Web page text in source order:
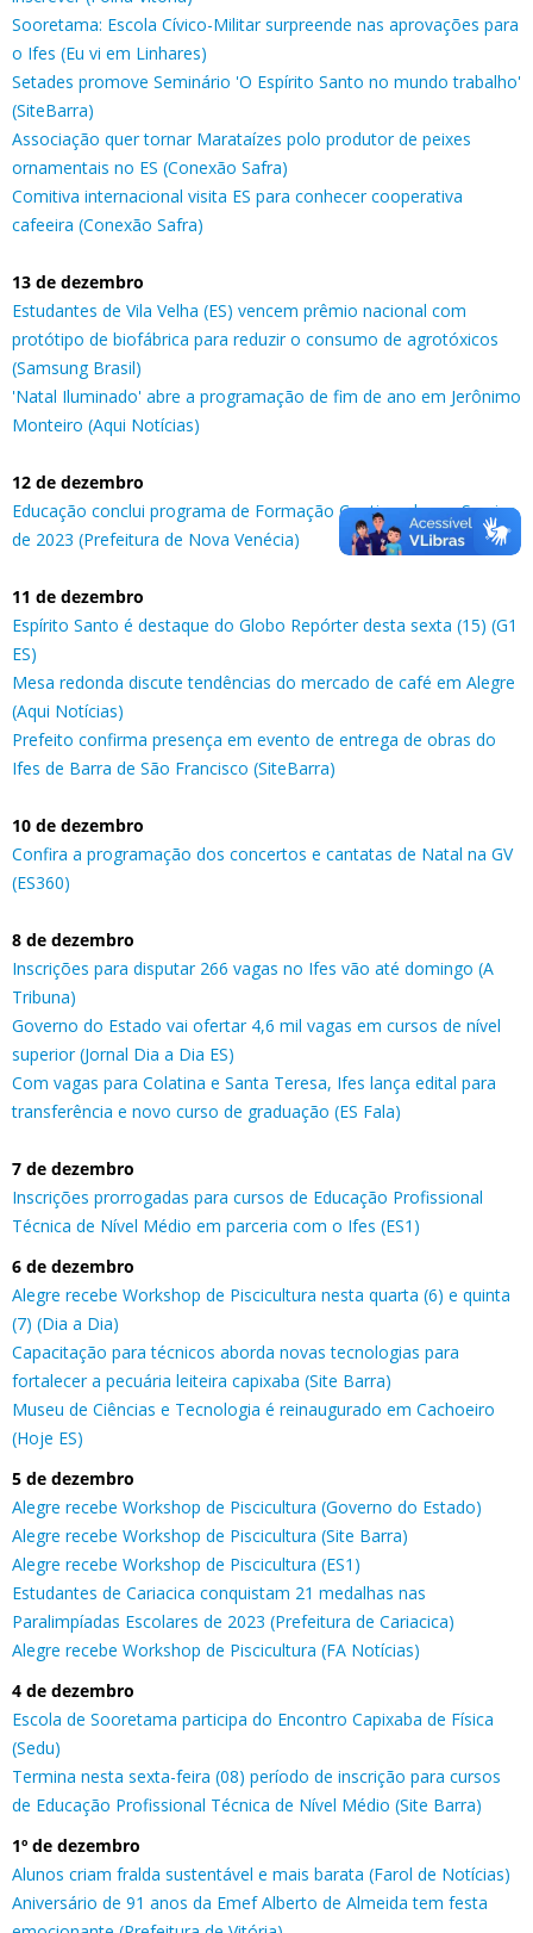
Sooretama: Escola Cívico-Militar surpreende nas aprovações para
o Ifes (Eu vi em Linhares)
Setades promove Seminário 'O Espírito Santo no mundo trabalho'
(SiteBarra)
Associação quer tornar Marataízes polo produtor de peixes
ornamentais no ES (Conexão Safra)
Comitiva internacional visita ES para conhecer cooperativa
cafeeira (Conexão Safra)
13 de dezembro
Estudantes de Vila Velha (ES) vencem prêmio nacional com
protótipo de biofábrica para reduzir o consumo de agrotóxicos
(Samsung Brasil)
'Natal Iluminado' abre a programação de fim de ano em Jerônimo
Monteiro (Aqui Notícias)
12 de dezembro
Educação conclui programa de Formação Continuada em Serviço
de 2023 (Prefeitura de Nova Venécia)
11 de dezembro
Espírito Santo é destaque do Globo Repórter desta sexta (15) (G1
ES)
Mesa redonda discute tendências do mercado de café em Alegre
(Aqui Notícias)
Prefeito confirma presença em evento de entrega de obras do
Ifes de Barra de São Francisco (SiteBarra)
10 de dezembro
Confira a programação dos concertos e cantatas de Natal na GV
(ES360)
8 de dezembro
Inscrições para disputar 266 vagas no Ifes vão até domingo (A
Tribuna)
Governo do Estado vai ofertar 4,6 mil vagas em cursos de nível
superior (Jornal Dia a Dia ES)
Com vagas para Colatina e Santa Teresa, Ifes lança edital para
transferência e novo curso de graduação (ES Fala)
7 de dezembro
Inscrições prorrogadas para cursos de Educação Profissional
Técnica de Nível Médio em parceria com o Ifes (ES1)
6 de dezembro
Alegre recebe Workshop de Piscicultura nesta quarta (6) e quinta
(7) (Dia a Dia)
Capacitação para técnicos aborda novas tecnologias para
fortalecer a pecuária leiteira capixaba (Site Barra)
Museu de Ciências e Tecnologia é reinaugurado em Cachoeiro
(Hoje ES)
5 de dezembro
Alegre recebe Workshop de Piscicultura (Governo do Estado)
Alegre recebe Workshop de Piscicultura (Site Barra)
Alegre recebe Workshop de Piscicultura (ES1)
Estudantes de Cariacica conquistam 21 medalhas nas
Paralimpíadas Escolares de 2023 (Prefeitura de Cariacica)
Alegre recebe Workshop de Piscicultura (FA Notícias)
4 de dezembro
Escola de Sooretama participa do Encontro Capixaba de Física
(Sedu)
Termina nesta sexta-feira (08) período de inscrição para cursos
de Educação Profissional Técnica de Nível Médio (Site Barra)
1º de dezembro
Alunos criam fralda sustentável e mais barata (Farol de Notícias)
Aniversário de 91 anos da Emef Alberto de Almeida tem festa